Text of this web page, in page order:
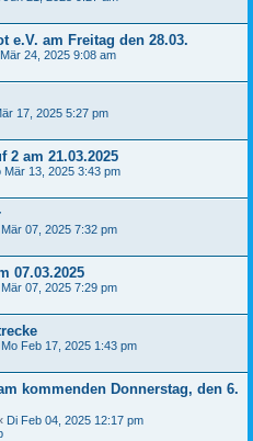
e.V. am Freitag den 28.03.
24, 2025 9:08 am
17, 2025 5:27 pm
2 am 21.03.2025
Mär 13, 2025 3:43 pm
07, 2025 7:32 pm
07.03.2025
07, 2025 7:29 pm
Mo Feb 17, 2025 1:43 pm
kommenden Donnerstag, den 6.
Di Feb 04, 2025 12:17 pm